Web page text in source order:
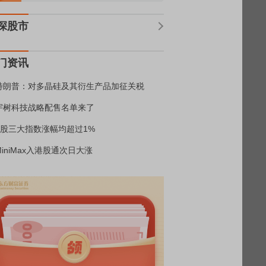
股市
资讯
朗普：对多晶硅及其衍生产品加征关税
树科技战略配售名单来了
三大指数涨幅均超过1%
入港股通次日大涨